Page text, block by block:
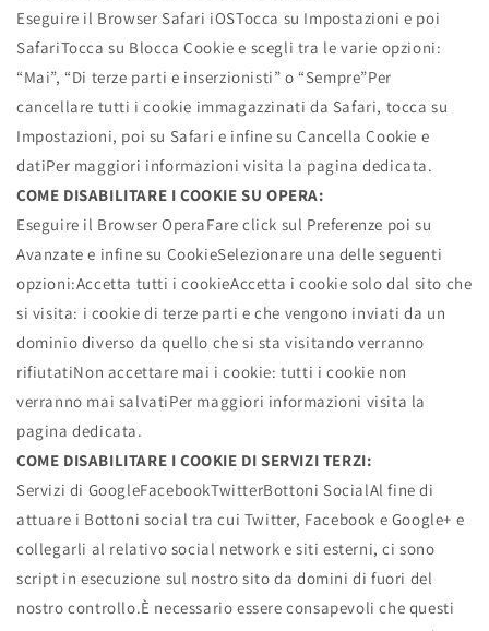
Eseguire il Browser Safari iOSTocca su Impostazioni e poi
SafariTocca su Blocca Cookie e scegli tra le varie opzioni:
“Mai”, “Di terze parti e inserzionisti” o “Sempre”Per
cancellare tutti i cookie immagazzinati da Safari, tocca su
Impostazioni, poi su Safari e infine su Cancella Cookie e
datiPer maggiori informazioni visita la pagina dedicata.
COME DISABILITARE I COOKIE SU OPERA:
Eseguire il Browser OperaFare click sul Preferenze poi su
Avanzate e infine su CookieSelezionare una delle seguenti
opzioni:Accetta tutti i cookieAccetta i cookie solo dal sito che
si visita: i cookie di terze parti e che vengono inviati da un
dominio diverso da quello che si sta visitando verranno
rifiutatiNon accettare mai i cookie: tutti i cookie non
verranno mai salvatiPer maggiori informazioni visita la
pagina dedicata.
COME DISABILITARE I COOKIE DI SERVIZI TERZI:
Servizi di GoogleFacebookTwitterBottoni SocialAl fine di
attuare i Bottoni social tra cui Twitter, Facebook e Google+ e
collegarli al relativo social network e siti esterni, ci sono
script in esecuzione sul nostro sito da domini di fuori del
nostro controllo.È necessario essere consapevoli che questi